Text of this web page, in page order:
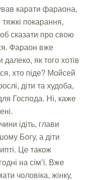
карати фараона,
покарання,
сказати про свою
Фараон вже
далеко, як того хотів
хто піде? Мойсей
діти та худоба,
Господа. Ні, каже
ідіть, глави
Богу, а діти
Це також
на сім’ї. Вже
чоловіка, жінку,